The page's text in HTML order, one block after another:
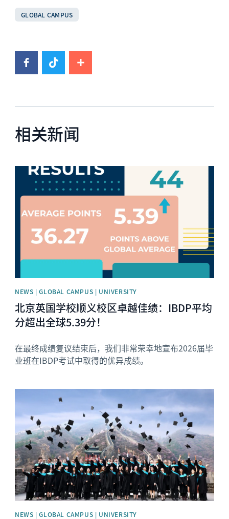
GLOBAL CAMPUS
相关新闻
News image
NEWS | GLOBAL CAMPUS | UNIVERSITY
北京英国学校顺义校区卓越佳绩：IBDP平均
分超出全球5.39分！
在最终成绩复议结束后，我们非常荣幸地宣布2026届毕
业班在IBDP考试中取得的优异成绩。
NEWS | GLOBAL CAMPUS | UNIVERSITY